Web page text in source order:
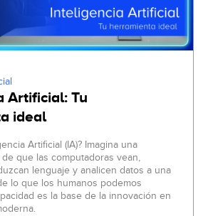
Artificial: Tu
ideal
Artificial (IA)? Imagina una
que las computadoras vean,
lenguaje y analicen datos a una
lo que los humanos podemos
es la base de la innovación en